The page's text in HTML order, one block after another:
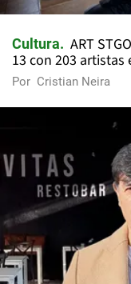
Cultura
ART
13 con 203 artistas
Por Cristian Neira